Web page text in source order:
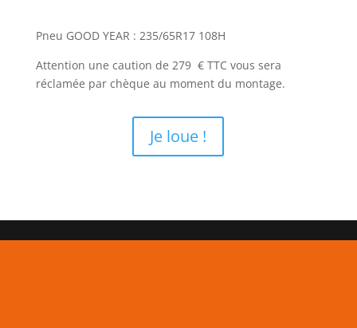
Pneu GOOD YEAR : 235/65R17 108H
Attention une caution de 279 € TTC vous sera
réclamée par chèque au moment du montage.
Je loue !